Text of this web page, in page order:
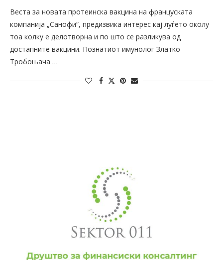
Веста за новата протеинска вакцина на француската
компанија „Санофи“, предизвика интерес кај луѓето околу
тоа колку е делотворна и по што се разликува од
достапните вакцини. Познатиот имунолог Златко
Тробоњача …